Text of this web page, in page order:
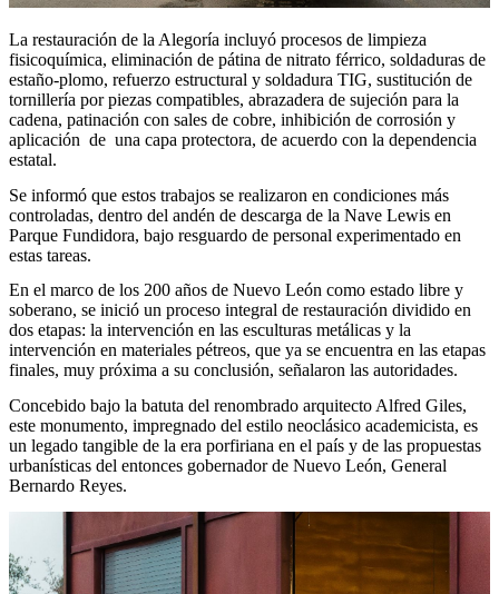
La restauración de la Alegoría incluyó procesos de limpieza
fisicoquímica, eliminación de pátina de nitrato férrico, soldaduras de
estaño-plomo, refuerzo estructural y soldadura TIG, sustitución de
tornillería por piezas compatibles, abrazadera de sujeción para la
cadena, patinación con sales de cobre, inhibición de corrosión y
aplicación de una capa protectora, de acuerdo con la dependencia
estatal.
Se informó que estos trabajos se realizaron en condiciones más
controladas, dentro del andén de descarga de la Nave Lewis en
Parque Fundidora, bajo resguardo de personal experimentado en
estas tareas.
En el marco de los 200 años de Nuevo León como estado libre y
soberano, se inició un proceso integral de restauración dividido en
dos etapas: la intervención en las esculturas metálicas y la
intervención en materiales pétreos, que ya se encuentra en las etapas
finales, muy próxima a su conclusión, señalaron las autoridades.
Concebido bajo la batuta del renombrado arquitecto Alfred Giles,
este monumento, impregnado del estilo neoclásico academicista, es
un legado tangible de la era porfiriana en el país y de las propuestas
urbanísticas del entonces gobernador de Nuevo León, General
Bernardo Reyes.